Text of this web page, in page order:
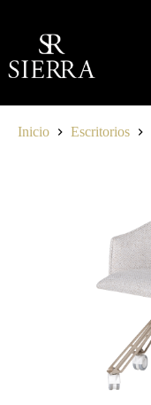
contenido
Inicio Escritorios